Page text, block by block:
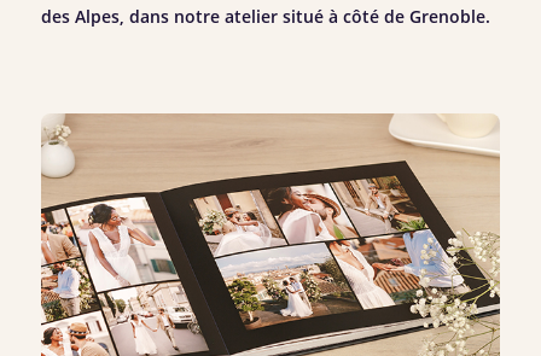
des Alpes, dans notre atelier situé à côté de Grenoble.